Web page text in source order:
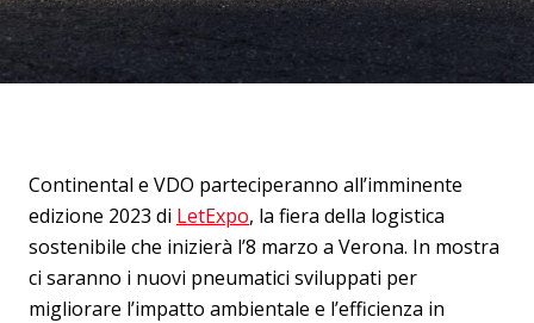
Continental e VDO parteciperanno all’imminente
edizione 2023 di LetExpo, la fiera della logistica
sostenibile che inizierà l’8 marzo a Verona. In mostra
ci saranno i nuovi pneumatici sviluppati per
migliorare l’impatto ambientale e l’efficienza in